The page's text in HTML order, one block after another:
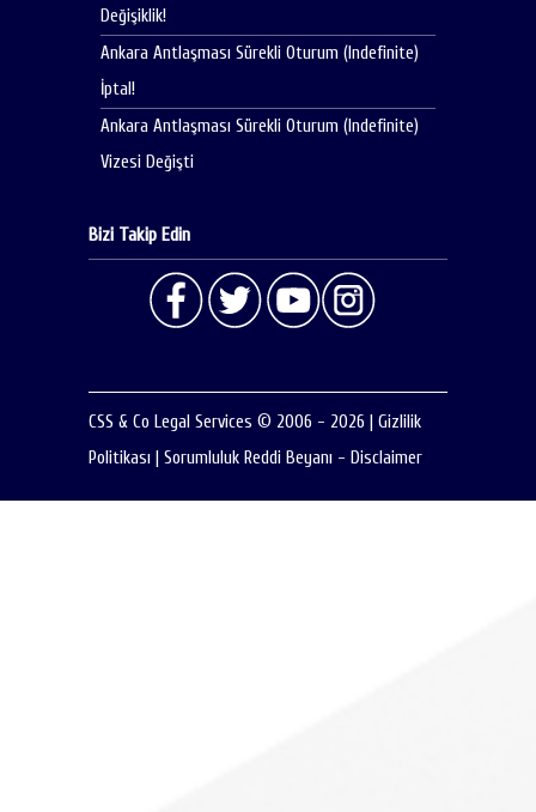
Değişiklik!
Ankara Antlaşması Sürekli Oturum (Indefinite)
İptal!
Ankara Antlaşması Sürekli Oturum (Indefinite)
Vizesi Değişti
Bizi Takip Edin
CSS & Co Legal Services © 2006 - 2026
Gizlilik
Politikası
Sorumluluk Reddi Beyanı - Disclaimer